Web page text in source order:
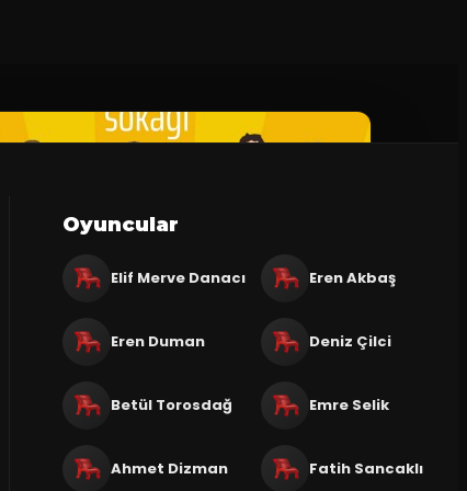
Oyuncular
Elif Merve Danacı Eren Akbaş
Eren Duman Deniz Çilci
Betül Torosdağ Emre Selik
Ahmet Dizman Fatih Sancaklı